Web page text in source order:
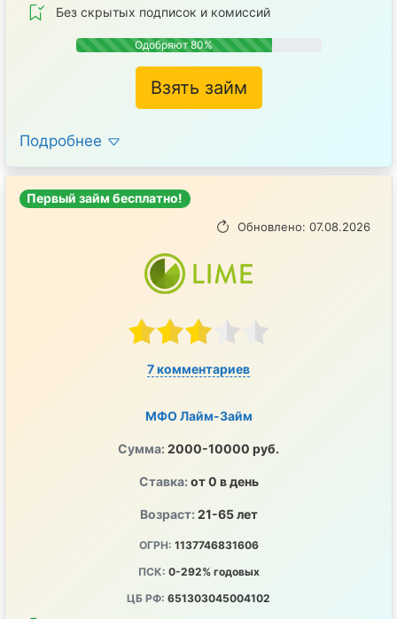
Без скрытых подписок и комиссий
Одобряют 80%
Взять займ
Подробнее
Первый займ бесплатно!
Обновлено: 07.08.2026
7 комментариев
МФО Лайм-Займ
Сумма: 2000-10000 руб.
Ставка: от 0 в день
Возраст: 21-65 лет
ОГРН: 1137746831606
ПСК: 0-292% годовых
ЦБ РФ: 651303045004102